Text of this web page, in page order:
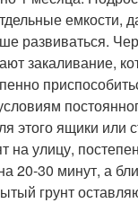
емкости,
развиваться.
закаливание,
этого ящики или
на улицу,
20-30 минут, а
грунт